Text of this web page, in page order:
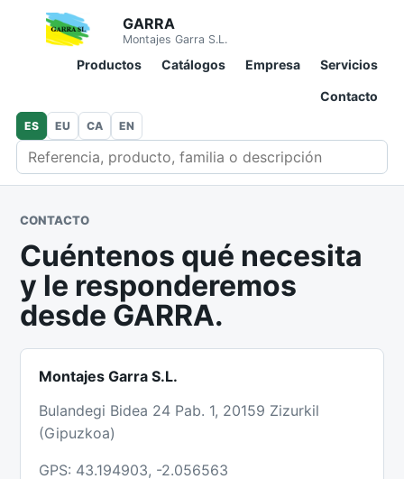
GARRA
Montajes Garra S.L.
Productos Catálogos Empresa Servicios
Contacto
Buscar en catálogo
ES EU CA EN
CONTACTO
Cuéntenos qué necesita
y le responderemos
desde GARRA.
Montajes Garra S.L.
Bulandegi Bidea 24 Pab. 1, 20159 Zizurkil
(Gipuzkoa)
GPS: 43.194903, -2.056563